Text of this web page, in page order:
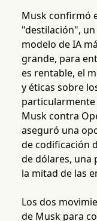
Musk confirmó
"destilación",
modelo de IA
grande, para
es rentable, el
y éticas sobre
particularmente
Musk contra
aseguró una
de codificación
de dólares, una
la mitad de las
Los dos
de Musk para